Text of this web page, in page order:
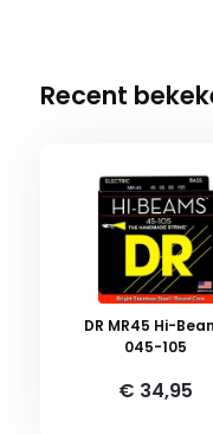
Recent
DR MR45 Hi-
045-105
€ 34,95